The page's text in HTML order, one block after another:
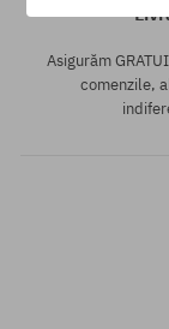
Asigurăm
comenzile,